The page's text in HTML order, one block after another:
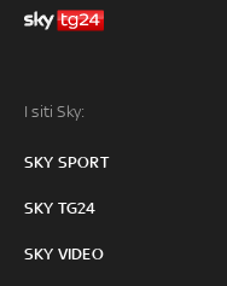
I siti Sky:
SKY SPORT
SKY TG24
SKY VIDEO